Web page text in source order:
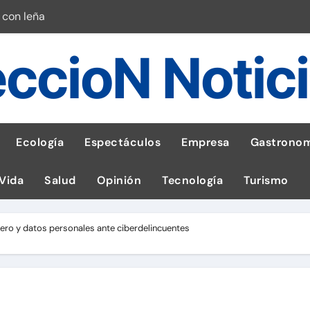
leña
de GEI en sus operaciones
de celular según OSIPTEL
guía para las familias
en la fuerza de un volcán
en Latam
Ecología Espectáculos Empresa
Salud Opinión Tecnología Turismo
y datos personales ante ciberdelincuentes